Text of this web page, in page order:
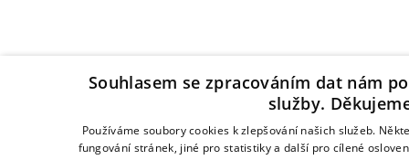
Souhlasem se zpracováním dat nám
služby.
Používáme soubory cookies k zlepšování našich služeb.
fungování stránek, jiné pro statistiky a další pro cílené